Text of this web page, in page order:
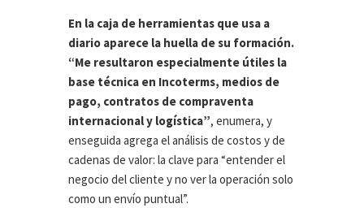
En la caja de herramientas que usa a
diario aparece la huella de su formación.
“Me resultaron especialmente útiles la
base técnica en Incoterms, medios de
pago, contratos de compraventa
internacional y logística”, enumera, y
enseguida agrega el análisis de costos y de
cadenas de valor: la clave para “entender el
negocio del cliente y no ver la operación solo
como un envío puntual”.